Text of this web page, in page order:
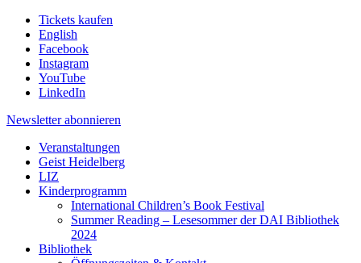
Tickets kaufen
English
Facebook
Instagram
YouTube
LinkedIn
Newsletter abonnieren
Veranstaltungen
Geist Heidelberg
LIZ
Kinderprogramm
International Children’s Book Festival
Summer Reading – Lesesommer der DAI Bibliothek
2024
Bibliothek